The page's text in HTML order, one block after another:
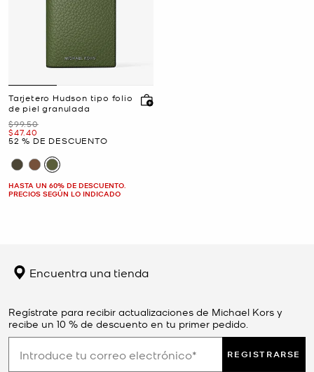
Tarjetero Hudson tipo folio
de piel granulada
Era
$99.50
Ahora
$47.40
52 % DE DESCUENTO
HASTA UN 60% DE DESCUENTO.
PRECIOS SEGÚN LO INDICADO
Encuentra una tienda
Regístrate para recibir actualizaciones de Michael Kors y
recibe un 10 % de descuento en tu primer pedido.
REGISTRARSE